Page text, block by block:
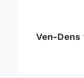
Ven-Dens